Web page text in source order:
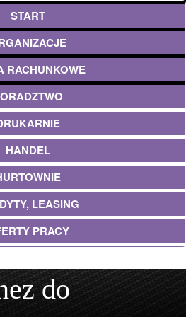
START
RACHUNKOWE
HANDEL
LEASING
PRACY
WALUTY, KANTORY
BUDOWLANE
do